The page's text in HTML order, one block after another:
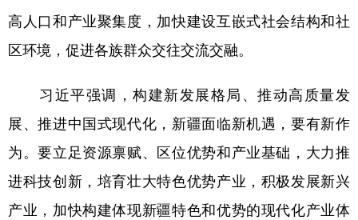
高人口和产业聚集度，加快建设互嵌式社会结构和社
区环境，促进各族群众交往交流交融。
习近平强调，构建新发展格局、推动高质量发
展、推进中国式现代化，新疆面临新机遇，要有新作
为。要立足资源禀赋、区位优势和产业基础，大力推
进科技创新，培育壮大特色优势产业，积极发展新兴
产业，加快构建体现新疆特色和优势的现代化产业体